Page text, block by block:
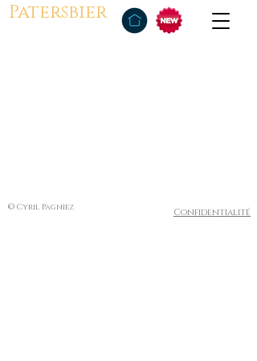
Patersbier
© Cyril Pagniez Confidentialité